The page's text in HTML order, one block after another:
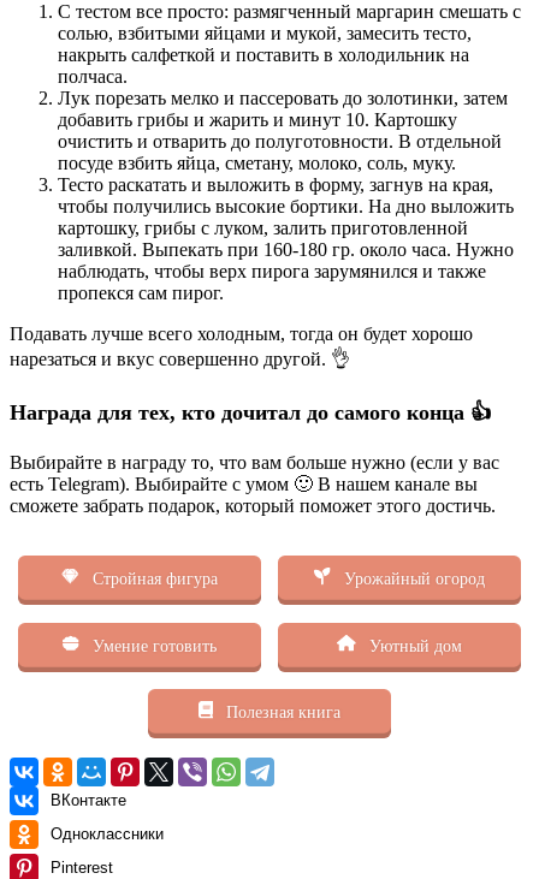
С тестом все просто: размягченный маргарин смешать с
солью, взбитыми яйцами и мукой, замесить тесто,
накрыть салфеткой и поставить в холодильник на
полчаса.
Лук порезать мелко и пассеровать до золотинки, затем
добавить грибы и жарить и минут 10. Картошку
очистить и отварить до полуготовности. В отдельной
посуде взбить яйца, сметану, молоко, соль, муку.
Тесто раскатать и выложить в форму, загнув на края,
чтобы получились высокие бортики. На дно выложить
картошку, грибы с луком, залить приготовленной
заливкой. Выпекать при 160-180 гр. около часа. Нужно
наблюдать, чтобы верх пирога зарумянился и также
пропекся сам пирог.
Подавать лучше всего холодным, тогда он будет хорошо
нарезаться и вкус совершенно другой. 👌
Награда для тех, кто дочитал до самого конца 👍
Выбирайте в награду то, что вам больше нужно (если у вас
есть Telegram). Выбирайте с умом 🙂 В нашем канале вы
сможете забрать подарок, который поможет этого достичь.
Стройная фигура Урожайный огород
Умение готовить Уютный дом
Полезная книга
ВКонтакте
Одноклассники
Pinterest